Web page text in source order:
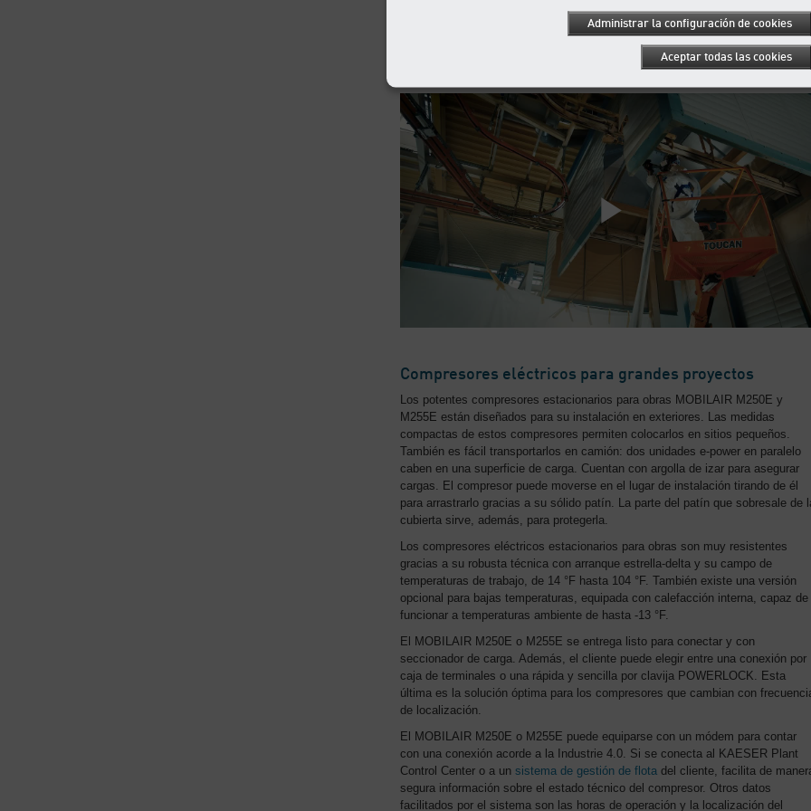
Ahorra en costos de servicio y de mantenimiento
Compresores eléctricos para grandes proyectos
Los potentes compresores estacionarios para obras MOBILAIR M250E y
M255E están diseñados para su instalación en exteriores. Las medidas
compactas de estos compresores permiten colocarlos en sitios pequeños.
También es fácil transportarlos en camión: dos unidades e-power en paralelo
caben en una superficie de carga. Cuentan con argolla de izar para asegurar
cargas. El compresor puede moverse en el lugar de instalación tirando de él
para arrastrarlo gracias a su sólido patín. La parte del patín que sobresale de
cubierta sirve, además, para protegerla.
Los compresores eléctricos estacionarios para obras son muy resistentes
gracias a su robusta técnica con arranque estrella-delta y su campo de
temperaturas de trabajo, de 14 °F hasta 104 °F. También existe una versión
opcional para bajas temperaturas, equipada con calefacción interna, capaz de
funcionar a temperaturas ambiente de hasta -13 °F.
El MOBILAIR M250E o M255E se entrega listo para conectar y con
seccionador de carga. Además, el cliente puede elegir entre una conexión por
caja de terminales o una rápida y sencilla por clavija POWERLOCK. Esta
última es la solución óptima para los compresores que cambian con
de localización.
El MOBILAIR M250E o M255E puede equiparse con un módem para contar
con una conexión acorde a la Industrie 4.0. Si se conecta al KAESER Plant
Control Center o a un sistema de gestión de flota del cliente, facilita de
segura información sobre el estado técnico del compresor. Otros datos
facilitados por el sistema son las horas de operación y la localización del
Administrar la configuración de cookies
Aceptar todas las cookies